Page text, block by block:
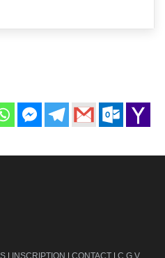
| INSCRIPTION | CONTACT | C.G.V